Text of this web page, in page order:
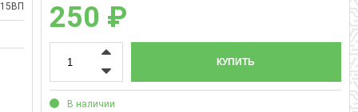
15ВП 250 ₽
КУПИТЬ
В наличии